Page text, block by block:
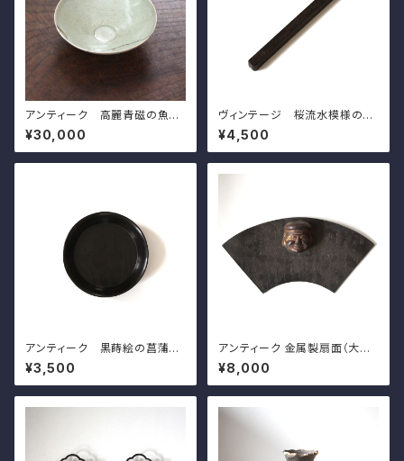
アンティーク 高麗青磁の魚模
様の碗 d15.9cm Antique G
oryeo Celadon Bowl, Engr
aved Design of Fish and W
¥30,000
ヴィンテージ 桜流水模様の文
鎮 l20.0cm Vintage Japan
ese Mteal Paperweight, C
arved Design of Sakura Ch
¥4,500
アンティーク 黒蒔絵の菖蒲模
様の小皿（その７）d11.5cm A
ntique Japanese Lacquere
d Wooden Small Dish, Iris
¥3,500
アンティーク 金属製扇面（大黒）
壁掛 ｗ31.5cm Antique Ja
panese Fan Shaped Metal
Hanging Wall Decoration w
¥8,000